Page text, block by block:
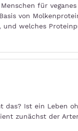
für veganes
von
und welches
das? Ist ein Leben
zunächst der